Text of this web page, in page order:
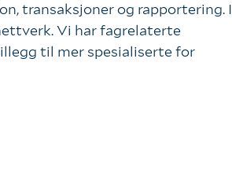
transaksjoner og rapportering. I
Vi har fagrelaterte
til mer spesialiserte for